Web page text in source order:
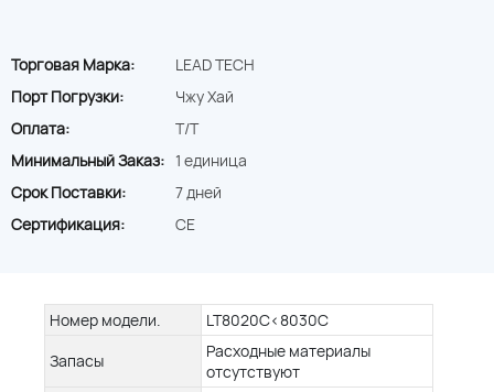
Торговая Марка:
LEAD TECH
Порт Погрузки:
Чжу Хай
Оплата:
T/T
Минимальный Заказ: 1 единица
Срок Поставки:
7 дней
Сертификация:
CE
Номер модели.
LT8020C<8030C
Запасы
Расходные материалы
отсутствуют